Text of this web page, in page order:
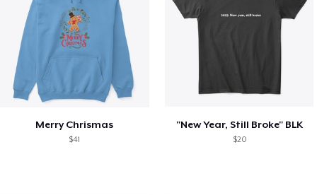
Merry Chrismas
$41
"New Year, Still Broke" BLK
$20